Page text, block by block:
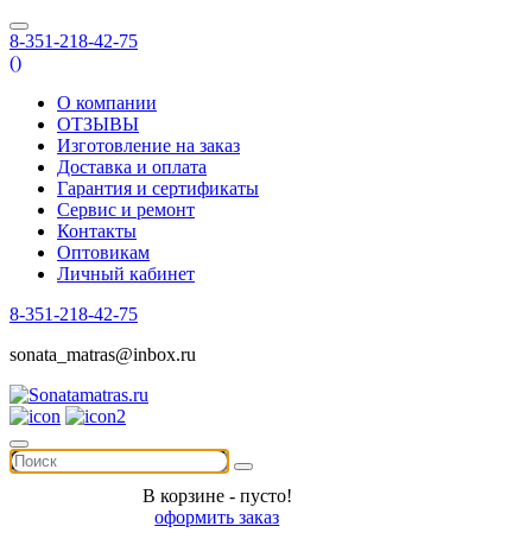
8-351-218-42-75
()
О компании
ОТЗЫВЫ
Изготовление на заказ
Доставка и оплата
Гарантия и сертификаты
Сервис и ремонт
Контакты
Оптовикам
Личный кабинет
8-351-218-42-75
sonata_matras@inbox.ru
В корзине - пусто!
оформить заказ